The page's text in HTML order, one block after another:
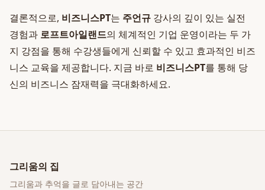
결론적으로, 비즈니스PT는 주언규 강사의 깊이 있는 실전
경험과 로프트아일랜드의 체계적인 기업 운영이라는 두 가
지 강점을 통해 수강생들에게 신뢰할 수 있고 효과적인 비즈
니스 교육을 제공합니다. 지금 바로 비즈니스PT를 통해 당
신의 비즈니스 잠재력을 극대화하세요.
그리움의 집
그리움과 추억을 글로 담아내는 공간